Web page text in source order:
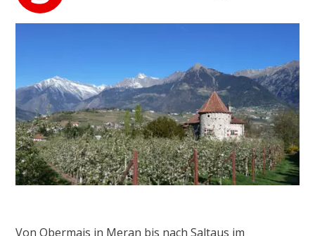
Von Obermais in Meran bis nach Saltaus im